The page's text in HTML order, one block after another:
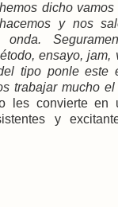
dicho
y nos
ensayo,
tipo ponle este
trabajar mucho el
les convierte en
y